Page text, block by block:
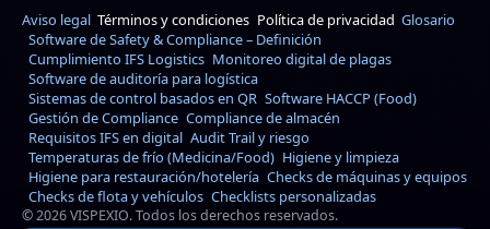
Aviso legal Términos y condiciones Política de privacidad Glosario
Software de Safety & Compliance – Definición
Cumplimiento IFS Logistics Monitoreo digital de plagas
Software de auditoría para logística
Sistemas de control basados en QR Software HACCP (Food)
Gestión de Compliance Compliance de almacén
Requisitos IFS en digital Audit Trail y riesgo
Temperaturas de frío (Medicina/Food) Higiene y limpieza
Higiene para restauración/hotelería Checks de máquinas y equipos
Checks de flota y vehículos Checklists personalizadas
© 2026 VISPEXIO. Todos los derechos reservados.